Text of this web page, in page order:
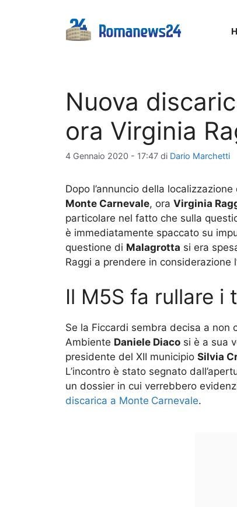
Nuova
ora Virginia
4 Gennaio 2020 - 17:47 di Dario Marchetti
Dopo l’annuncio della
Monte Carnevale, ora Virginia
particolare nel fatto che sulla
è immediatamente spaccato su
questione di Malagrotta si era
Raggi a prendere in considerazione
Il M5S fa rullare i
Se la Ficcardi sembra decisa a non
Ambiente Daniele Diaco si è a sua
presidente del XII municipio Silvia
L’incontro è stato segnato
un dossier in cui verrebbero
discarica a Monte Carnevale.